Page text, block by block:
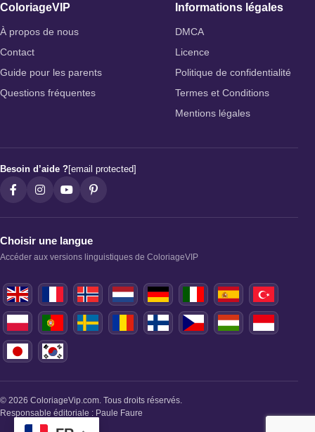
ColoriageVIP
À propos de nous
Contact
Guide pour les parents
Questions fréquentes
Informations légales
DMCA
Licence
Politique de confidentialité
Termes et Conditions
Mentions légales
Besoin d’aide ?[email protected]
Choisir une langue
Accéder aux versions linguistiques de ColoriageVIP
© 2026 ColoriageVip.com. Tous droits réservés.
Responsable éditoriale : Paule Faure